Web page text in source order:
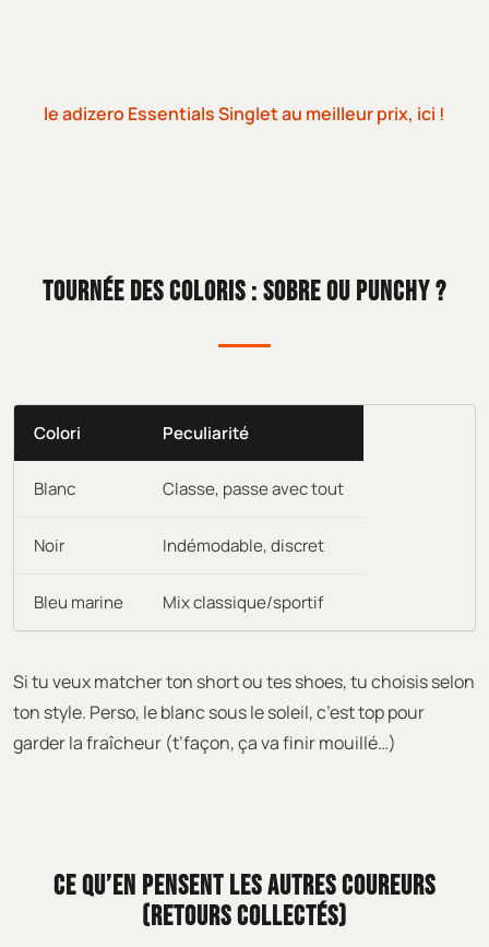
le adizero Essentials Singlet au meilleur prix, ici !
TOURNÉE DES COLORIS : SOBRE OU PUNCHY ?
Colori Peculiarité
Blanc Classe, passe avec tout
Noir Indémodable, discret
Bleu marine Mix classique/sportif
Si tu veux matcher ton short ou tes shoes, tu choisis selon
ton style. Perso, le blanc sous le soleil, c’est top pour
garder la fraîcheur (t’façon, ça va finir mouillé…)
CE QU’EN PENSENT LES AUTRES COUREURS
(RETOURS COLLECTÉS)